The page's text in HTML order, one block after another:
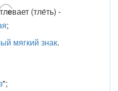
евает (тле́ть) -
;
мягкий знак.
";